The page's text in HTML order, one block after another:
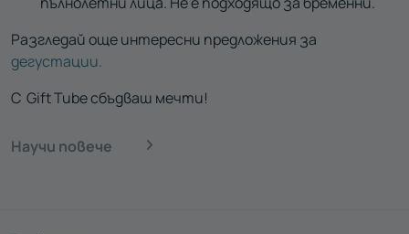
Разгледай още интересни предложения за
дегустации.
С Gift Tube сбъдваш мечти!
Научи повече